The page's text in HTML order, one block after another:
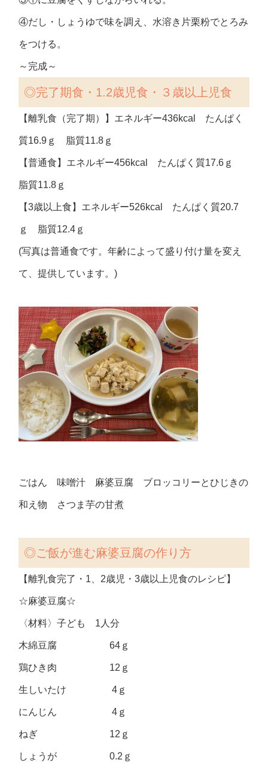
④だし・しょうゆで味を調え、水溶き片栗粉でとろみ
をつける。
～完成～
◎完了期食・1.2歳児食・３歳以上児食
【離乳食（完了期）】エネルギー436kcal たんぱく
質16.9ｇ 脂質11.8ｇ
【普通食】エネルギー456kcal たんぱく質17.6ｇ
脂質11.8ｇ
【3歳以上食】エネルギー526kcal たんぱく質20.7
ｇ 脂質12.4ｇ
(写真は普通食です。年齢によって盛り付け量を変え
て、提供しています。)
ごはん 味噌汁 麻婆豆腐 ブロッコリーとひじきの
和え物 さつま芋の甘煮
◎ご飯が進む麻婆豆腐の作り方
【離乳食完了・1、2歳児・3歳以上児食のレシピ】
☆麻婆豆腐☆
〈材料〉子ども 1人分
木綿豆腐 64ｇ
鶏ひき肉 12ｇ
生しいたけ 4ｇ
にんじん 4ｇ
ねぎ 12ｇ
しょうが 0.2ｇ